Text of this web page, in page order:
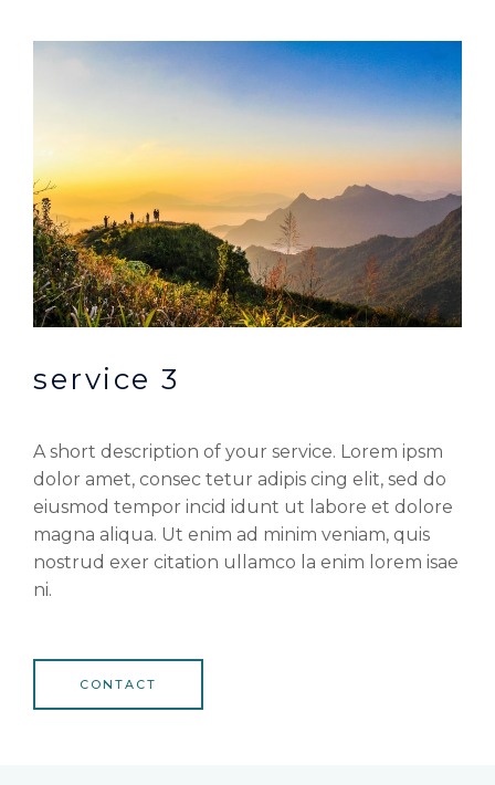
service 3
A short description of your service. Lorem ipsm
dolor amet, consec tetur adipis cing elit, sed do
eiusmod tempor incid idunt ut labore et dolore
magna aliqua. Ut enim ad minim veniam, quis
nostrud exer citation ullamco la enim lorem isae
ni.
CONTACT